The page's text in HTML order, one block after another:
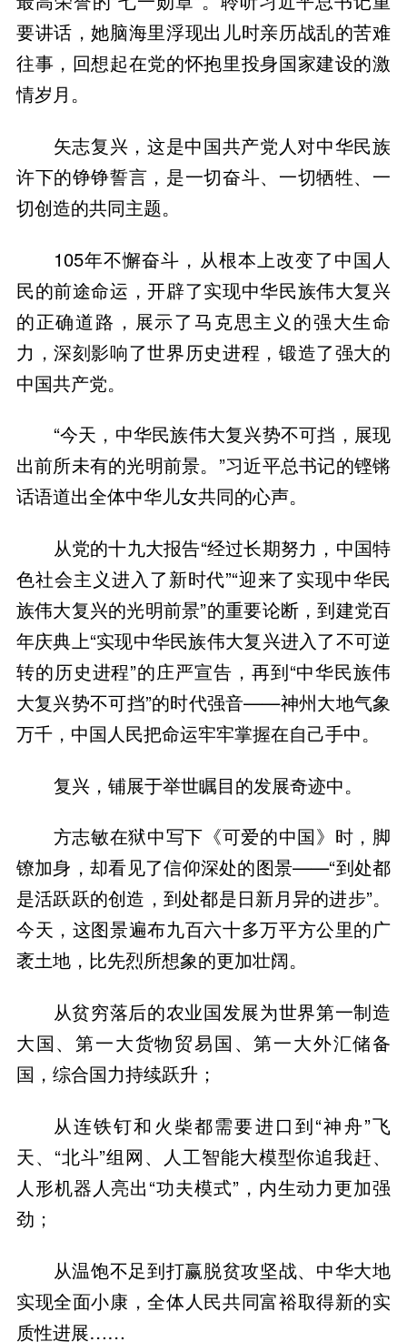
要讲话，她脑海里浮现出儿时亲历战乱的苦难
往事，回想起在党的怀抱里投身国家建设的激
情岁月。
矢志复兴，这是中国共产党人对中华民族
许下的铮铮誓言，是一切奋斗、一切牺牲、一
切创造的共同主题。
105年不懈奋斗，从根本上改变了中国人
民的前途命运，开辟了实现中华民族伟大复兴
的正确道路，展示了马克思主义的强大生命
力，深刻影响了世界历史进程，锻造了强大的
中国共产党。
“今天，中华民族伟大复兴势不可挡，展现
出前所未有的光明前景。”习近平总书记的铿锵
话语道出全体中华儿女共同的心声。
从党的十九大报告“经过长期努力，中国特
色社会主义进入了新时代”“迎来了实现中华民
族伟大复兴的光明前景”的重要论断，到建党百
年庆典上“实现中华民族伟大复兴进入了不可逆
转的历史进程”的庄严宣告，再到“中华民族伟
大复兴势不可挡”的时代强音——神州大地气象
万千，中国人民把命运牢牢掌握在自己手中。
复兴，铺展于举世瞩目的发展奇迹中。
方志敏在狱中写下《可爱的中国》时，脚
镣加身，却看见了信仰深处的图景——“到处都
是活跃跃的创造，到处都是日新月异的进步”。
今天，这图景遍布九百六十多万平方公里的广
袤土地，比先烈所想象的更加壮阔。
从贫穷落后的农业国发展为世界第一制造
大国、第一大货物贸易国、第一大外汇储备
国，综合国力持续跃升；
从连铁钉和火柴都需要进口到“神舟”飞
天、“北斗”组网、人工智能大模型你追我赶、
人形机器人亮出“功夫模式”，内生动力更加强
劲；
从温饱不足到打赢脱贫攻坚战、中华大地
实现全面小康，全体人民共同富裕取得新的实
质性进展……